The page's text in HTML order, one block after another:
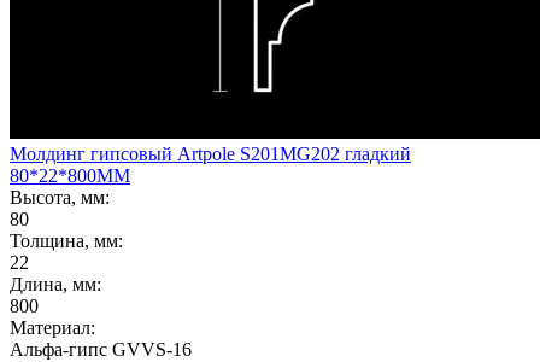
Молдинг гипсовый Artpole S201MG202 гладкий
80*22*800ММ
Высота, мм:
80
Толщина, мм:
22
Длина, мм:
800
Материал:
Альфа-гипс GVVS-16